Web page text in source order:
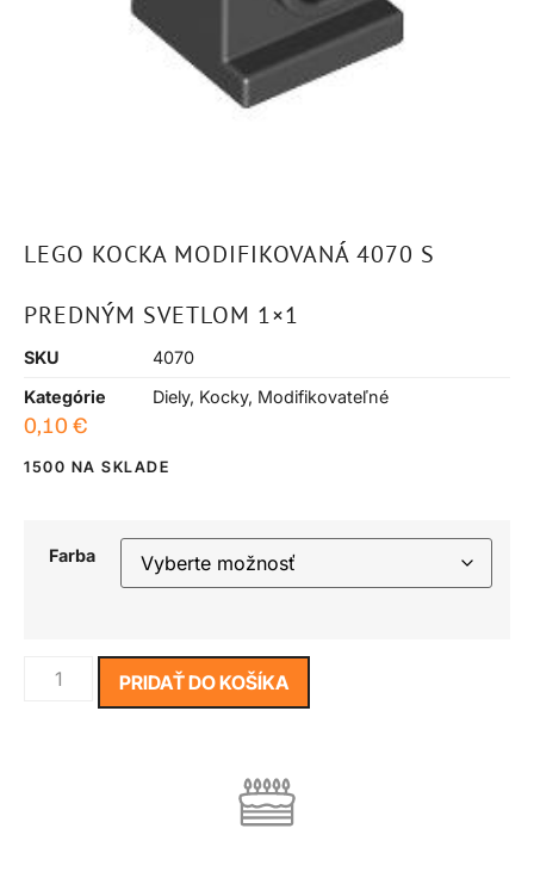
LEGO KOCKA MODIFIKOVANÁ 4070 S
PREDNÝM SVETLOM 1×1
SKU
4070
Kategórie
Diely, Kocky, Modifikovateľné
0,10 €
1500 NA SKLADE
Farba
PRIDAŤ DO KOŠÍKA